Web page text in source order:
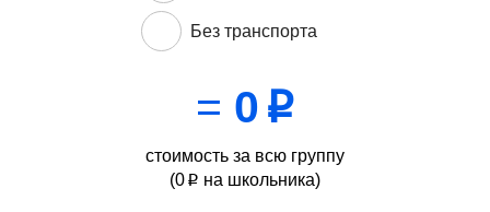
Без транспорта
= 0 p
стоимость за всю группу
(0 p на школьника)